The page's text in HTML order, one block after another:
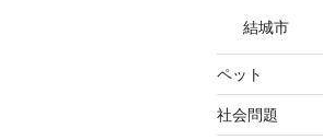
結城市
ペット
社会問題